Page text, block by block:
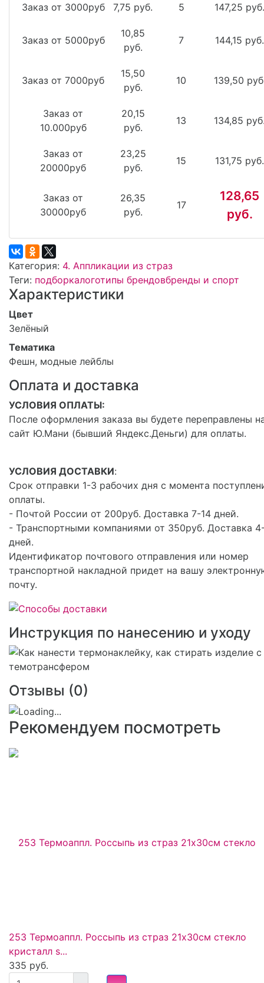
Заказ от 3000руб 7,75 руб. 5 147,25 руб.
Заказ от 5000руб
10,85
руб.
7 144,15 руб.
Заказ от 7000руб
15,50
руб.
10 139,50
Заказ от
10.000руб
20,15
руб.
13 134,85
Заказ от
20000руб
23,25
руб.
15 131,75 руб.
Заказ от
30000руб
26,35
руб.
17
128,65
руб.
Категория: 4. Аппликации из страз
Теги: подборкалоготипы брендовбренды и спорт
Характеристики
Цвет
Зелёный
Тематика
Фешн, модные лейблы
Оплата и доставка
УСЛОВИЯ ОПЛАТЫ:
После оформления заказа вы будете переправлены
сайт Ю.Мани (бывший Яндекс.Деньги) для оплаты.
УСЛОВИЯ ДОСТАВКИ:
Срок отправки 1-3 рабочих дня с момента
оплаты.
- Почтой России от 200руб. Доставка 7-14 дней.
- Транспортными компаниями от 350руб. Доставка
дней.
Идентификатор почтового отправления или номер
транспортной накладной придет на вашу
почту.
Инструкция по нанесению и уходу
Отзывы (0)
Рекомендуем посмотреть
253 Термоаппл. Россыпь из страз 21х30см стекло
кристалл s...
335 руб.